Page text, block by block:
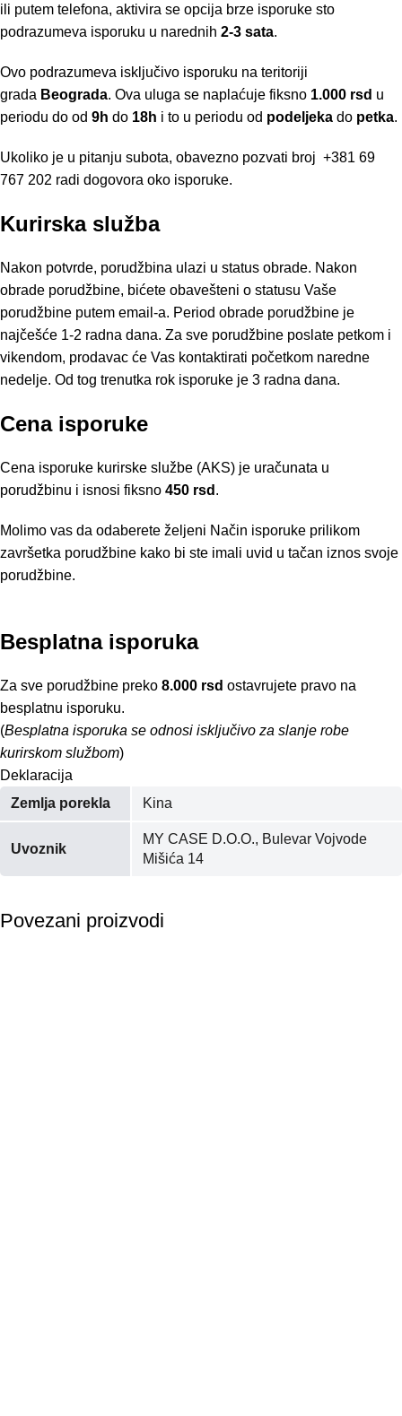
ili putem telefona, aktivira se opcija brze isporuke sto
podrazumeva isporuku u narednih 2-3 sata.
Ovo podrazumeva isključivo isporuku na teritoriji
grada Beograda. Ova uluga se naplaćuje fiksno 1.000 rsd u
periodu do od 9h do 18h i to u periodu od podeljeka do petka.
Ukoliko je u pitanju subota, obavezno pozvati broj +381 69
767 202 radi dogovora oko isporuke.
Kurirska služba
Nakon potvrde, porudžbina ulazi u status obrade. Nakon
obrade porudžbine, bićete obavešteni o statusu Vaše
porudžbine putem email-a. Period obrade porudžbine je
najčešće 1-2 radna dana. Za sve porudžbine poslate petkom i
vikendom, prodavac će Vas kontaktirati početkom naredne
nedelje. Od tog trenutka rok isporuke je 3 radna dana.
Cena isporuke
Cena isporuke kurirske službe (AKS) je uračunata u
porudžbinu i isnosi fiksno 450 rsd .
Molimo vas da odaberete željeni Način isporuke prilikom
završetka porudžbine kako bi ste imali uvid u tačan iznos svoje
porudžbine.
Besplatna isporuka
Za sve porudžbine preko 8.000 rsd ostavrujete pravo na
besplatnu isporuku.
(Besplatna isporuka se odnosi isključivo za slanje robe
kurirskom službom)
Deklaracija
Zemlja porekla
Kina
Uvoznik
MY CASE D.O.O., Bulevar Vojvode
Mišića 14
Povezani proizvodi